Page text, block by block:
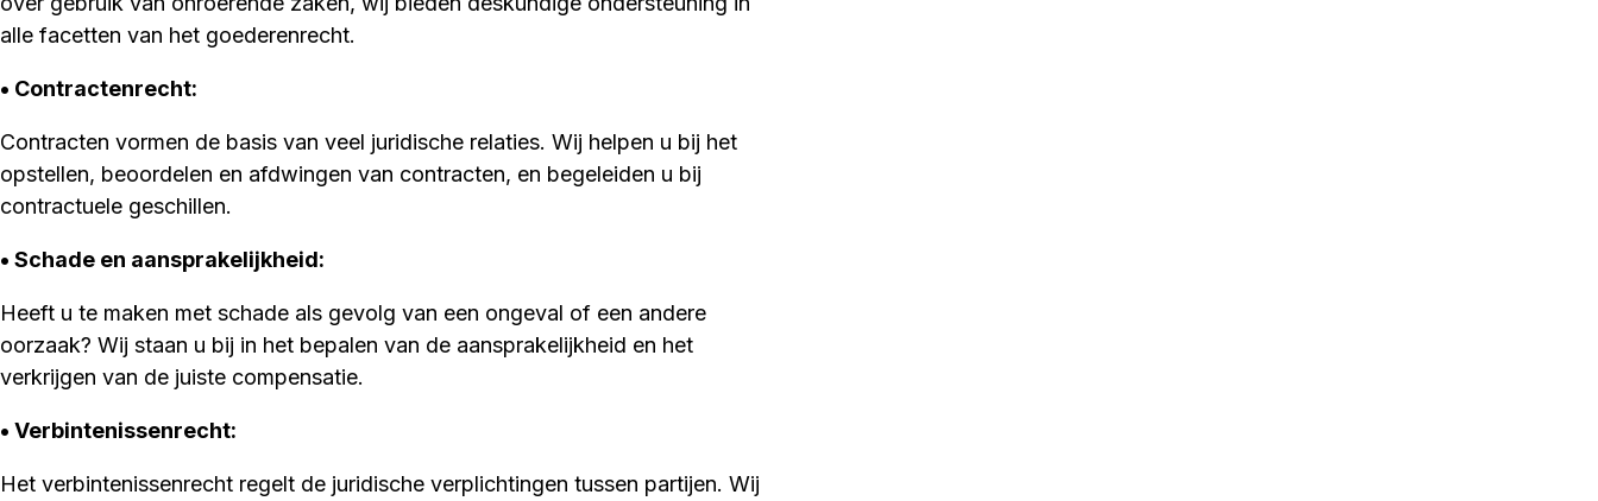
alle facetten van het goederenrecht.
• Contractenrecht:
Contracten vormen de basis van veel juridische relaties. Wij helpen u bij het
opstellen, beoordelen en afdwingen van contracten, en begeleiden u bij
contractuele geschillen.
• Schade en aansprakelijkheid:
Heeft u te maken met schade als gevolg van een ongeval of een andere
oorzaak? Wij staan u bij in het bepalen van de aansprakelijkheid en het
verkrijgen van de juiste compensatie.
• Verbintenissenrecht:
Het verbintenissenrecht regelt de juridische verplichtingen tussen partijen. Wij